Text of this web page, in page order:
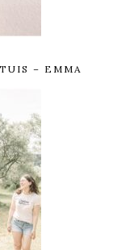
– EMMA